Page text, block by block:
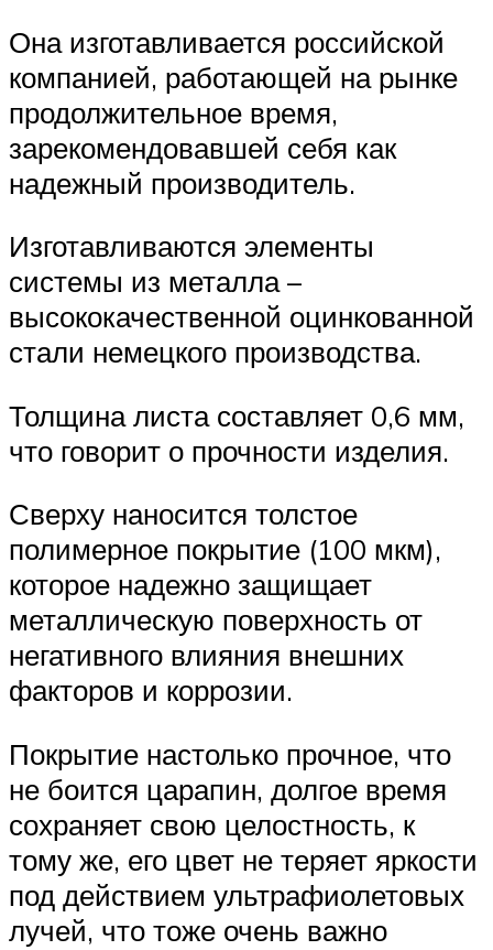
Она изготавливается российской
компанией, работающей на рынке
продолжительное время,
зарекомендовавшей себя как
надежный производитель.
Изготавливаются элементы
системы из металла –
высококачественной оцинкованной
стали немецкого производства.
Толщина листа составляет 0,6 мм,
что говорит о прочности изделия.
Сверху наносится толстое
полимерное покрытие (100 мкм),
которое надежно защищает
металлическую поверхность от
негативного влияния внешних
факторов и коррозии.
Покрытие настолько прочное, что
не боится царапин, долгое время
сохраняет свою целостность, к
тому же, его цвет не теряет яркости
под действием ультрафиолетовых
лучей, что тоже очень важно